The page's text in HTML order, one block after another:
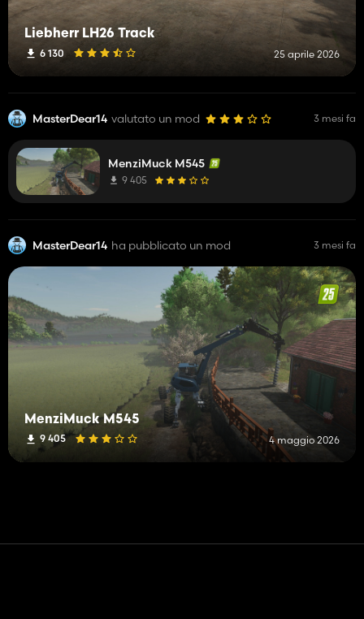
Liebherr LH26 Track
6 130 25 aprile 2026
MasterDear14 valutato un mod 3 mesi fa
MenziMuck M545
9 405
MasterDear14 ha pubblicato un mod 3 mesi fa
MenziMuck M545
9 405 4 maggio 2026